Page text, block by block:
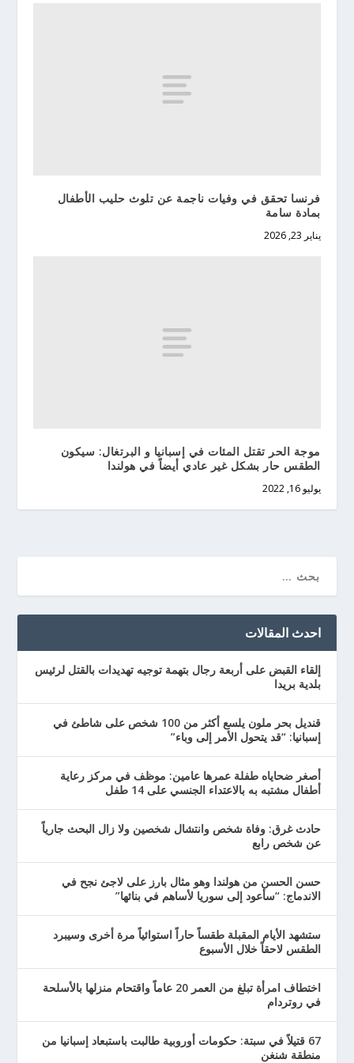
فرنسا تحقق في وفيات ناجمة عن تلوث حليب الأطفال
بمادة سامة
يناير 23, 2026
موجة الحر تقتل المئات في إسبانيا و البرتغال: سيكون
الطقس حار بشكل غير عادي أيضاً في هولندا
يوليو 16, 2022
احدث المقالات
إلقاء القبض على أربعة رجال بتهمة توجيه تهديدات بالقتل لرئيس
بلدية بريدا
قنديل بحر ملون يلسع أكثر من 100 شخص على شاطئ في
إسبانيا: “قد يتحول الأمر إلى وباء”
أصغر ضحاياه طفلة عمرها عامين: موظف في مركز رعاية
أطفال مشتبه به بالاعتداء الجنسي على 14 طفل
حادث غرق: وفاة شخص وانتشال شخصين ولا زال البحث جارياً
عن شخص رابع
حسن الحسن من هولندا وهو مثال بارز على لاجئ نجح في
الاندماج: “سأعود إلى سوريا لأساهم في بنائها”
ستشهد الأيام المقبلة طقساً حاراً استوائياً مرة أخرى وسيبرد
الطقس لاحقاً خلال الأسبوع
اختطاف امرأة تبلغ من العمر 20 عاماً واقتحام منزلها بالأسلحة
في روتردام
67 قتيلاً في سبتة: حكومات أوروبية طالبت باستبعاد إسبانيا من
منطقة شنغن